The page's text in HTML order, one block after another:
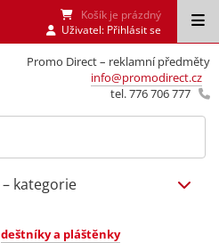
Promo Direct – reklamní předměty
info@promodirect.cz
tel. 776 706 777
Košík je prázdný
Uživatel: Přihlásit se
– kategorie
deštníky a pláštěnky